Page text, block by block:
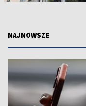
NAJNOWSZE